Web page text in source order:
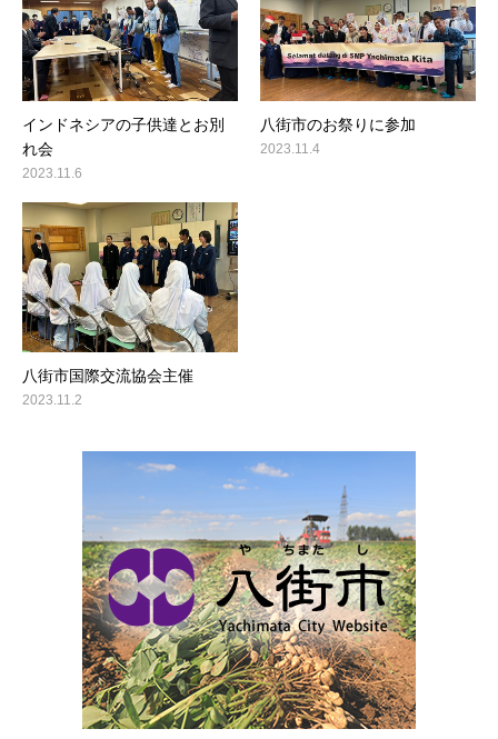
インドネシアの子供達とお別
れ会
2023.11.6
八街市のお祭りに参加
2023.11.4
八街市国際交流協会主催
2023.11.2